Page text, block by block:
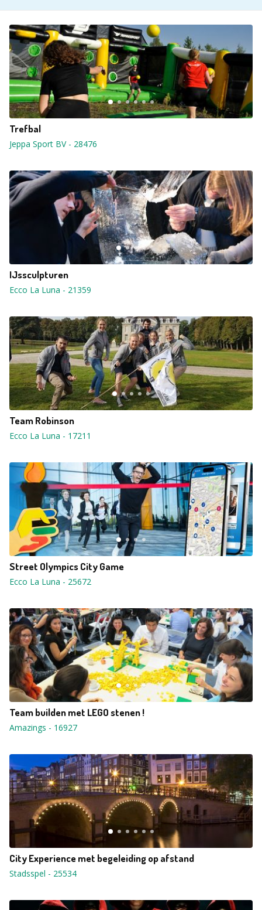
Trefbal
Jeppa Sport BV- 28476
IJssculpturen
Ecco La Luna - 21359
Team Robinson
Ecco La Luna - 17211
Street Olympics City Game
Ecco La Luna - 25672
Team builden met LEGO stenen !
Amazings - 16927
City Experience met begeleiding op afstand
Stadsspel - 25534